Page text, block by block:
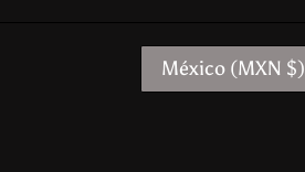
A
México (MXN $)